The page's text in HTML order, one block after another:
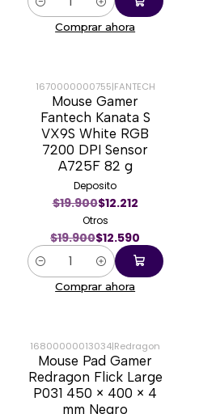
Cantidad
Comprar ahora
-37%
1670000000755|FANTECH
Mouse Gamer
Fantech Kanata S
VX9S White RGB
7200 DPI Sensor
A725F 82 g
Deposito
$19.900$12.212
Otros
$19.900$12.590
Cantidad
Comprar ahora
-43%
16800000013034|Redragon
Mouse Pad Gamer
Redragon Flick Large
P031 450 × 400 × 4
mm Negro